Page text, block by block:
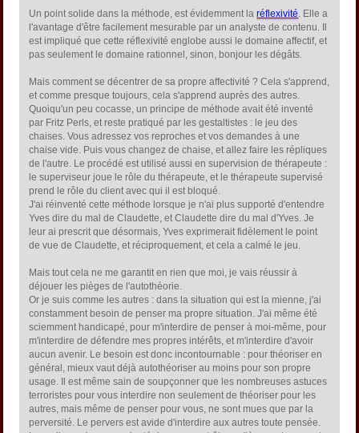
Un point solide dans la méthode, est évidemment laréflexivité. Elle a
l'avantage d'être facilement mesurable par un analyste de contenu. Il
est impliqué que cette réflexivité englobe aussi le domaine affectif, et
pas seulement le domaine rationnel, sinon, bonjour les dégâts.
Mais comment se décentrer de sa propre affectivité ? Cela s'apprend,
et comme presque toujours, cela s'apprend auprès des autres.
Quoiqu'un peu cocasse, un principe de méthode avait été inventé
par Fritz Perls, et reste pratiqué par les gestaltistes : le jeu des
chaises. Vous adressez vos reproches et vos demandes à une
chaise vide. Puis vous changez de chaise, et allez faire les répliques
de l'autre. Le procédé est utilisé aussi en supervision de thérapeute :
le superviseur joue le rôle du thérapeute, et le thérapeute supervisé
prend le rôle du client avec qui il est bloqué.
J'ai réinventé cette méthode lorsque je n'ai plus supporté d'entendre
Yves dire du mal de Claudette, et Claudette dire du mal d'Yves. Je
leur ai prescrit que désormais, Yves exprimerait fidèlement le point
de vue de Claudette, et réciproquement, et cela a calmé le jeu.
Mais tout cela ne me garantit en rien que moi, je vais réussir à
déjouer les pièges de l'autothéorie.
Or je suis comme les autres : dans la situation qui est la mienne, j'ai
constamment besoin de penser ma propre situation. J'ai même été
sciemment handicapé, pour m'interdire de penser à moi-même, pour
m'interdire de défendre mes propres intérêts, et m'interdire d'avoir
aucun avenir. Le besoin est donc incontournable : pour théoriser en
général, mieux vaut déjà autothéoriser au moins pour son propre
usage. Il est même sain de soupçonner que les nombreuses astuces
terroristes pour vous interdire non seulement de théoriser pour les
autres, mais même de penser pour vous, ne sont mues que par la
perversité. Le pervers est avide d'interdire aux autres toute pensée.